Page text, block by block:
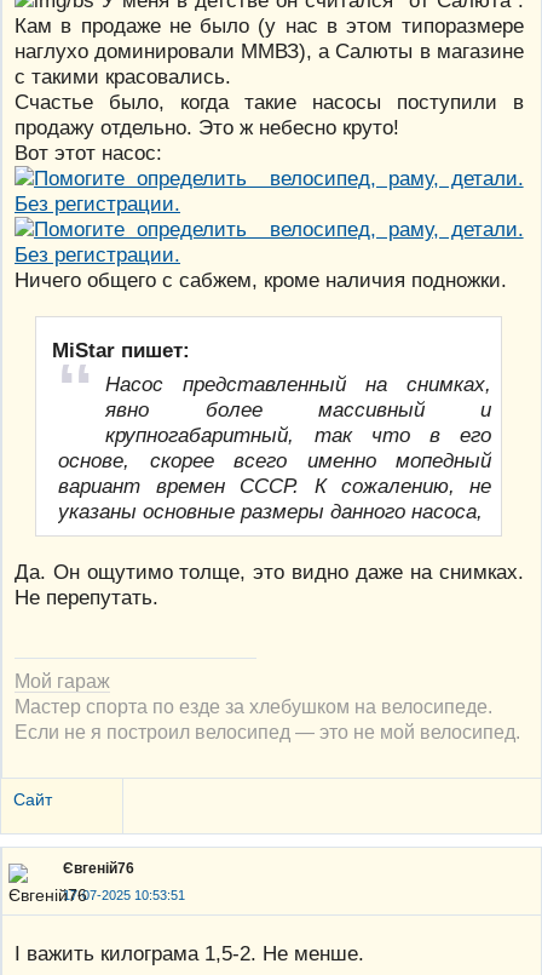
Кам в продаже не было (у нас в этом типоразмере
наглухо доминировали ММВЗ), а Салюты в магазине
с такими красовались.
Счастье было, когда такие насосы поступили в
продажу отдельно. Это ж небесно круто!
Вот этот насос:
Ничего общего с сабжем, кроме наличия подножки.
MiStar пишет:
Насос представленный на снимках,
явно более массивный и
крупногабаритный, так что в его
основе, скорее всего именно мопедный
вариант времен СССР. К сожалению, не
указаны основные размеры данного насоса,
Да. Он ощутимо толще, это видно даже на снимках.
Не перепутать.
Мой гараж
Мастер спорта по езде за хлебушком на велосипеде.
Если не я построил велосипед — это не мой велосипед.
Сайт
Євгеній76
17-07-2025 10:53:51
І важить килограма 1,5-2. Не менше.